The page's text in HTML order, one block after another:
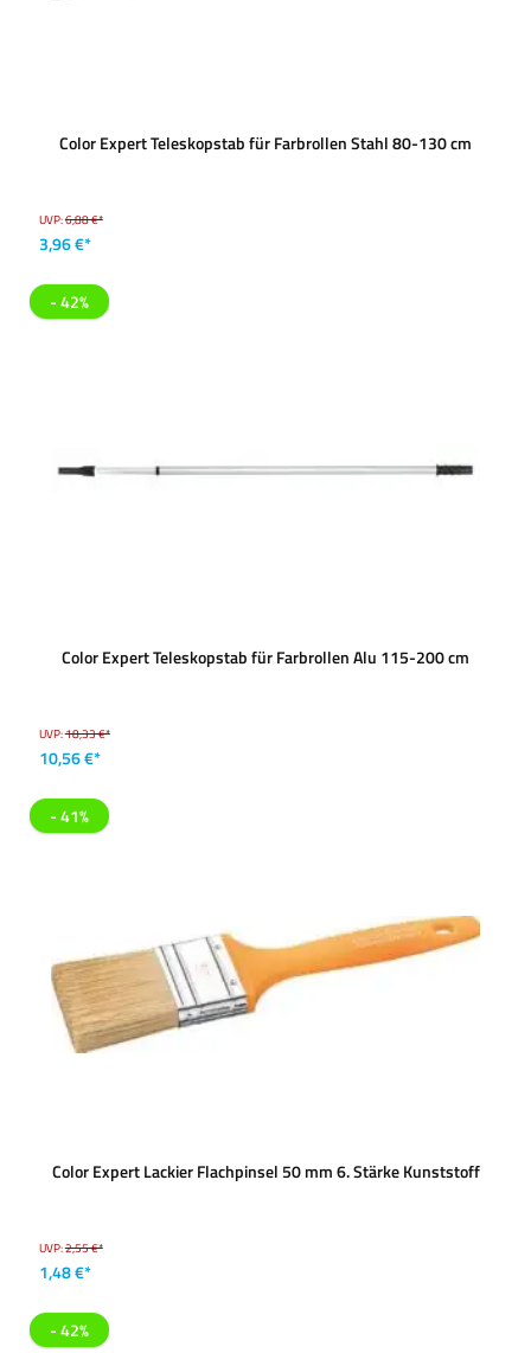
Color Expert Teleskopstab für Farbrollen Stahl 80-130 cm
UVP:6,88 €*
3,96 €*
- 42%
Color Expert Teleskopstab für Farbrollen Alu 115-200 cm
UVP:18,33 €*
10,56 €*
- 41%
Color Expert Lackier Flachpinsel 50 mm 6. Stärke Kunststoff
UVP:2,55 €*
1,48 €*
- 42%